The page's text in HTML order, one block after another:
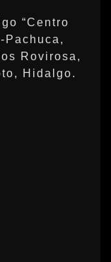
“Centro
Pachuca,
Rovirosa,
Hidalgo.